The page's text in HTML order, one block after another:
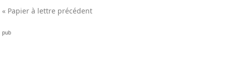
« Papier à lettre précédent
pub